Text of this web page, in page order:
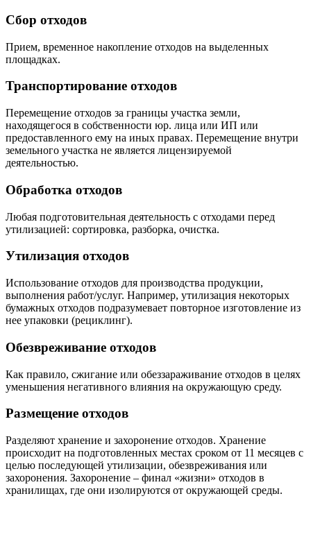
Сбор отходов
Прием, временное накопление отходов на выделенных
площадках.
Транспортирование отходов
Перемещение отходов за границы участка земли,
находящегося в собственности юр. лица или ИП или
предоставленного ему на иных правах. Перемещение внутри
земельного участка не является лицензируемой
деятельностью.
Обработка отходов
Любая подготовительная деятельность с отходами перед
утилизацией: сортировка, разборка, очистка.
Утилизация отходов
Использование отходов для производства продукции,
выполнения работ/услуг. Например, утилизация некоторых
бумажных отходов подразумевает повторное изготовление из
нее упаковки (рециклинг).
Обезвреживание отходов
Как правило, сжигание или обеззараживание отходов в целях
уменьшения негативного влияния на окружающую среду.
Размещение отходов
Разделяют хранение и захоронение отходов. Хранение
происходит на подготовленных местах сроком от 11 месяцев с
целью последующей утилизации, обезвреживания или
захоронения. Захоронение – финал «жизни» отходов в
хранилищах, где они изолируются от окружающей среды.